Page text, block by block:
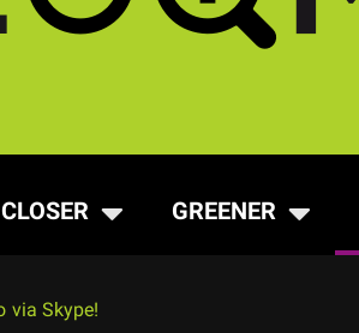
CLOSER GREENER
via Skype!